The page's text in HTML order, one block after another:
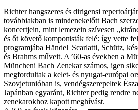
Richter hangszeres és dirigensi
továbbiakban is mindenekelőtt Bach
koncertjein, mint lemezein szívesen
és őt követő komponisták felé: így vette
programjába Händel, Scarlatti, Schütz,
és Brahms műveit. A ’60-as években a
Müncheni Bach Zenekar számos, igen
megfordultak a kelet- és nyugat-európai
Szovjetunióban is, vendégszerepeltek
Japánban egyaránt, Richter pedig rendre
zenekarokhoz kapott meghívást.